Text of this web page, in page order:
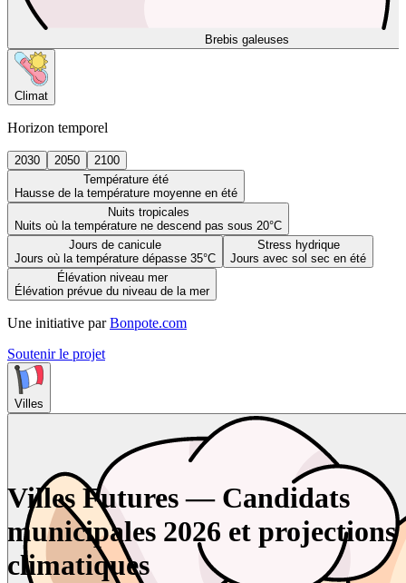
Brebis galeuses
Climat
Horizon temporel
2030 2050
2100
Température été
Hausse de la température moyenne en été
Nuits tropicales
Nuits où la température ne descend pas sous 20°C
Jours de canicule
Jours où la température dépasse 35°C
Stress hydrique
Jours avec sol sec en été
Élévation niveau mer
Élévation prévue du niveau de la mer
Une initiative par Bonpote.com
Soutenir le projet
Villes
Villes Futures — Candidats
municipales 2026 et projections
climatiques